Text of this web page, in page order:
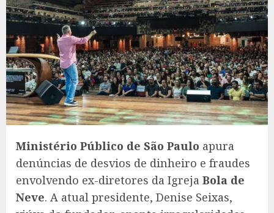
Ministério Público de São Paulo apura
denúncias de desvios de dinheiro e fraudes
envolvendo ex-diretores da Igreja Bola de
Neve. A atual presidente, Denise Seixas,